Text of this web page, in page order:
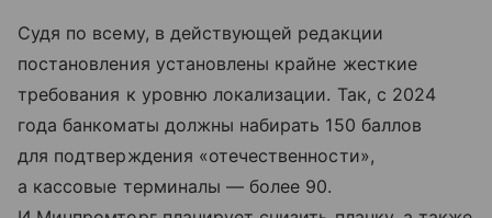
Судя по всему, в действующей редакции
постановления установлены крайне жесткие
требования к уровню локализации. Так, с 2024
года банкоматы должны набирать 150 баллов
для подтверждения «отечественности»,
а кассовые терминалы — более 90.